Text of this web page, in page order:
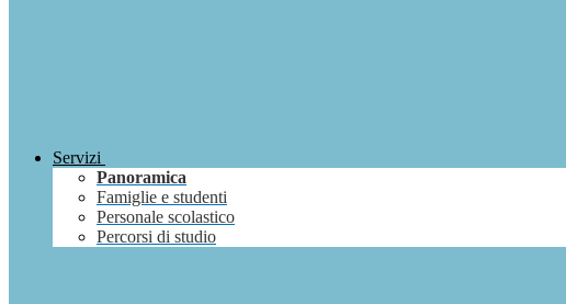
Servizi
Panoramica
Famiglie e studenti
Personale scolastico
Percorsi di studio